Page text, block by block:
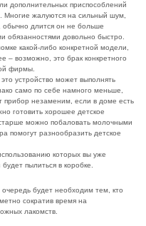
дополнительных приспособлений
Многие жалуются на сильный шум,
обычно длится он не больше
обязанностями довольно быстро.
какой-либо конкретной модели,
– возможно, это брак конкретного
фирмы.
устройство может выполнять
само по себе намного меньше,
прибор незаменим, если в доме есть
готовить хорошее детское
можно побаловать молочными
помогут разнообразить детское
которых вы уже
пылиться в коробке.
будет необходим тем, кто
сократив время на
лакомств.